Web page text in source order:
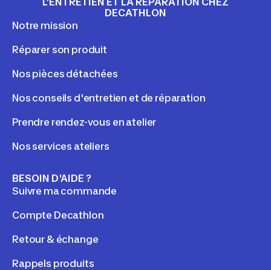
DECATHLON
Notre mission
Réparer son produit
Nos pièces détachées
Nos conseils d'entretien et de réparation
Prendre rendez-vous en atelier
Nos services ateliers
BESOIN D'AIDE ?
Suivre ma commande
Compte Decathlon
Retour & échange
Rappels produits